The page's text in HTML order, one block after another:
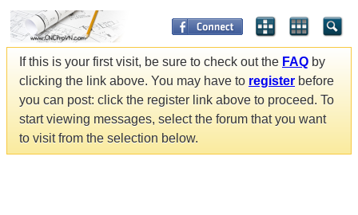
If this is your first visit, be sure to check out the FAQ by
clicking the link above. You may have to register before
you can post: click the register link above to proceed. To
start viewing messages, select the forum that you want
to visit from the selection below.